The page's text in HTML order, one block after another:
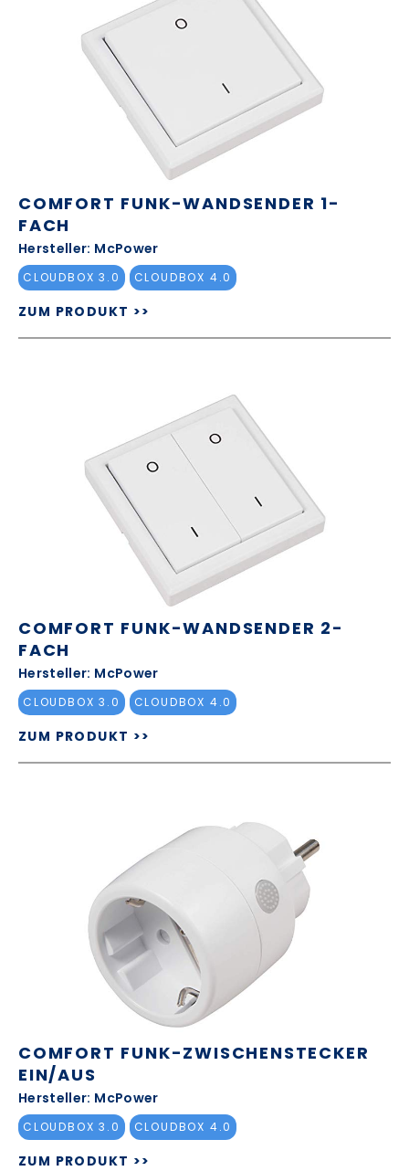
COMFORT FUNK-WANDSENDER 1-
FACH
Hersteller: McPower
CLOUDBOX 3.0 CLOUDBOX 4.0
ZUM PRODUKT >>
COMFORT FUNK-WANDSENDER 2-
FACH
Hersteller: McPower
CLOUDBOX 3.0 CLOUDBOX 4.0
ZUM PRODUKT >>
COMFORT FUNK-ZWISCHENSTECKER
EIN/AUS
Hersteller: McPower
CLOUDBOX 3.0 CLOUDBOX 4.0
ZUM PRODUKT >>